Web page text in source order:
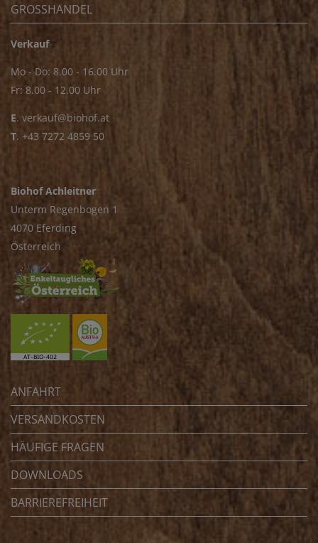
GROSSHANDEL
Verkauf
Mo - Do: 8.00 - 16.00 Uhr
Fr: 8.00 - 12.00 Uhr
E. verkauf@biohof.at
T. +43 7272 4859 50
Biohof Achleitner
Unterm Regenbogen 1
4070 Eferding
Österreich
ANFAHRT
VERSANDKOSTEN
HÄUFIGE FRAGEN
DOWNLOADS
BARRIEREFREIHEIT